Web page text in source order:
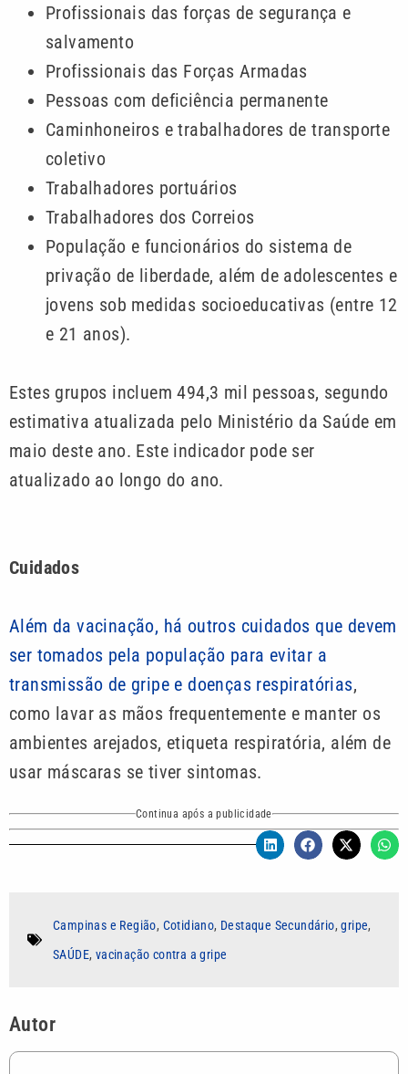
Profissionais das forças de segurança e
salvamento
Profissionais das Forças Armadas
Pessoas com deficiência permanente
Caminhoneiros e trabalhadores de transporte
coletivo
Trabalhadores portuários
Trabalhadores dos Correios
População e funcionários do sistema de
privação de liberdade, além de adolescentes e
jovens sob medidas socioeducativas (entre 12
e 21 anos).
Estes grupos incluem 494,3 mil pessoas, segundo
estimativa atualizada pelo Ministério da Saúde em
maio deste ano. Este indicador pode ser
atualizado ao longo do ano.
Cuidados
Além da vacinação, há outros cuidados que devem
ser tomados pela população para evitar a
transmissão de gripe e doenças respiratórias,
como lavar as mãos frequentemente e manter os
ambientes arejados, etiqueta respiratória, além de
usar máscaras se tiver sintomas.
Continua após a publicidade
Campinas e Região, Cotidiano, Destaque Secundário,gripe,
SAÚDE, vacinação contra a gripe
Autor